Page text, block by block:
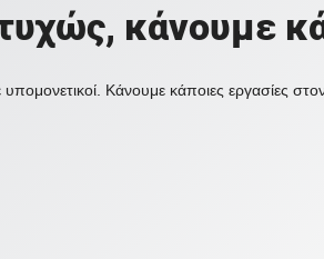
κάνουμε
Κάνουμε κάποιες εργασίες